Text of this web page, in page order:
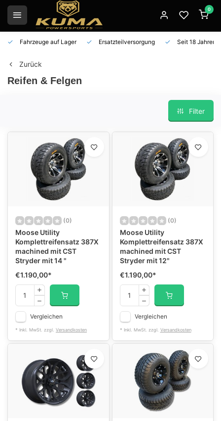
0
Fahrzeuge auf Lager Ersatzteilversorgung Seit 18 Jahren
Zurück
Reifen & Felgen
Filter
(0)
Moose Utility
Komplettreifensatz 387X
machined mit CST
Stryder mit 14 "
€1.190,00*
Vergleichen
* Inkl. MwSt. zzgl. Versandkosten
(0)
Moose Utility
Komplettreifensatz 387X
machined mit CST
Stryder mit 12"
€1.190,00*
Vergleichen
* Inkl. MwSt. zzgl. Versandkosten